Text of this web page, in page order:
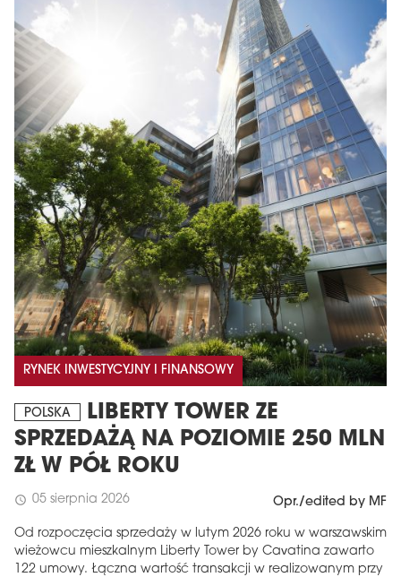
RYNEK INWESTYCYJNY I FINANSOWY
POLSKA
LIBERTY TOWER ZE
SPRZEDAŻĄ NA POZIOMIE 250 MLN
ZŁ W PÓŁ ROKU
schedule 05 sierpnia 2026 Opr./edited by MF
Od rozpoczęcia sprzedaży w lutym 2026 roku w warszawskim
wieżowcu mieszkalnym Liberty Tower by Cavatina zawarto
122 umowy. Łączna wartość transakcji w realizowanym przy